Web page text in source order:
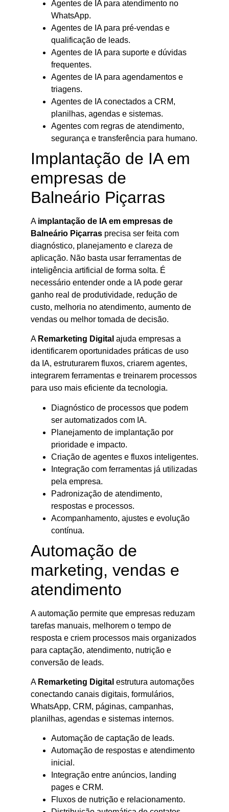
Agentes de IA para atendimento no
WhatsApp.
Agentes de IA para pré-vendas e
qualificação de leads.
Agentes de IA para suporte e dúvidas
frequentes.
Agentes de IA para agendamentos e
triagens.
Agentes de IA conectados a CRM,
planilhas, agendas e sistemas.
Agentes com regras de atendimento,
segurança e transferência para humano.
Implantação de IA em
empresas de
Balneário Piçarras
A implantação de IA em empresas de
Balneário Piçarras precisa ser feita com
diagnóstico, planejamento e clareza de
aplicação. Não basta usar ferramentas de
inteligência artificial de forma solta. É
necessário entender onde a IA pode gerar
ganho real de produtividade, redução de
custo, melhoria no atendimento, aumento de
vendas ou melhor tomada de decisão.
A Remarketing Digital ajuda empresas a
identificarem oportunidades práticas de uso
da IA, estruturarem fluxos, criarem agentes,
integrarem ferramentas e treinarem processos
para uso mais eficiente da tecnologia.
Diagnóstico de processos que podem
ser automatizados com IA.
Planejamento de implantação por
prioridade e impacto.
Criação de agentes e fluxos inteligentes.
Integração com ferramentas já utilizadas
pela empresa.
Padronização de atendimento,
respostas e processos.
Acompanhamento, ajustes e evolução
contínua.
Automação de
marketing, vendas e
atendimento
A automação permite que empresas reduzam
tarefas manuais, melhorem o tempo de
resposta e criem processos mais organizados
para captação, atendimento, nutrição e
conversão de leads.
A Remarketing Digital estrutura automações
conectando canais digitais, formulários,
WhatsApp, CRM, páginas, campanhas,
planilhas, agendas e sistemas internos.
Automação de captação de leads.
Automação de respostas e atendimento
inicial.
Integração entre anúncios, landing
pages e CRM.
Fluxos de nutrição e relacionamento.